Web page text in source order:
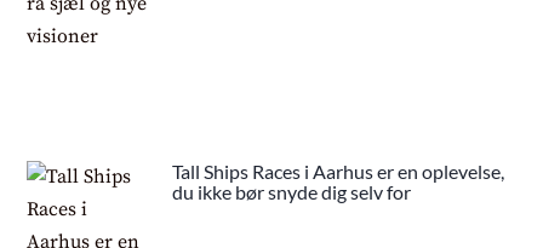
Tall Ships Races i Aarhus er en oplevelse,
du ikke bør snyde dig selv for